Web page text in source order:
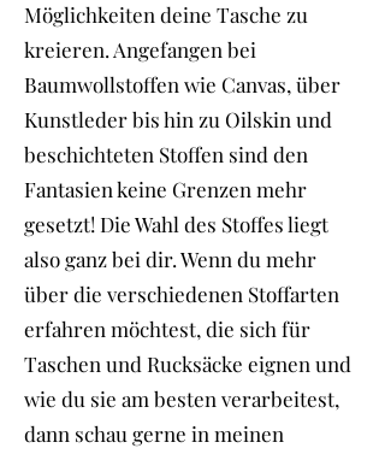
Möglichkeiten deine Tasche zu
kreieren. Angefangen bei
Baumwollstoffen wie Canvas, über
Kunstleder bis hin zu Oilskin und
beschichteten Stoffen sind den
Fantasien keine Grenzen mehr
gesetzt! Die Wahl des Stoffes liegt
also ganz bei dir. Wenn du mehr
über die verschiedenen Stoffarten
erfahren möchtest, die sich für
Taschen und Rucksäcke eignen und
wie du sie am besten verarbeitest,
dann schau gerne in meinen